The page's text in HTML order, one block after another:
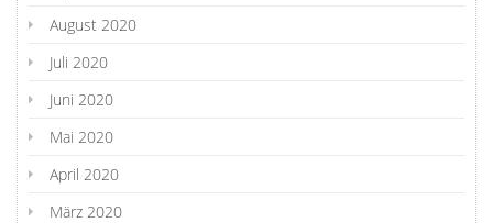
August 2020
Juli 2020
Juni 2020
Mai 2020
April 2020
März 2020